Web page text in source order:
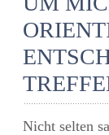
Nicht selten